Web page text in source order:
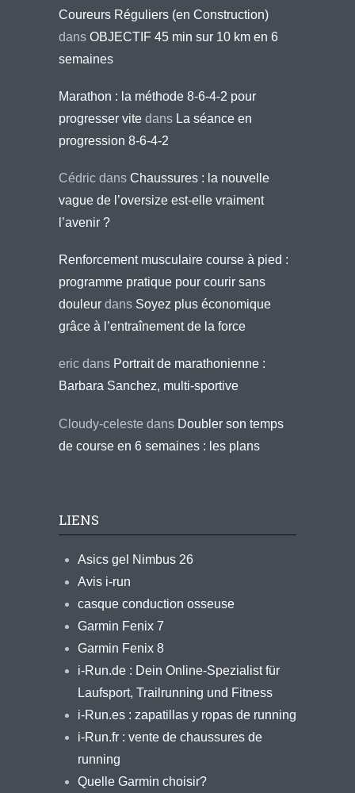
Coureurs Réguliers (en Construction)
dans OBJECTIF 45 min sur 10 km en 6
semaines
Marathon : la méthode 8-6-4-2 pour
progresser vite dans La séance en
progression 8-6-4-2
Cédric dans Chaussures : la nouvelle
vague de l’oversize est-elle vraiment
l’avenir ?
Renforcement musculaire course à pied :
programme pratique pour courir sans
douleur dans Soyez plus économique
grâce à l’entraînement de la force
eric dans Portrait de marathonienne :
Barbara Sanchez, multi-sportive
Cloudy-celeste dans Doubler son temps
de course en 6 semaines : les plans
LIENS
Asics gel Nimbus 26
Avis i-run
casque conduction osseuse
Garmin Fenix 7
Garmin Fenix 8
i-Run.de : Dein Online-Spezialist für
Laufsport, Trailrunning und Fitness
i-Run.es : zapatillas y ropas de running
i-Run.fr : vente de chaussures de
running
Quelle Garmin choisir?